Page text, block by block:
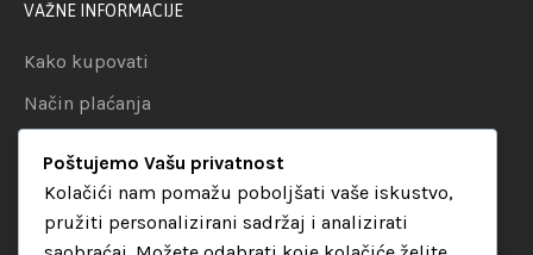
VAŽNE INFORMACIJE
Kako kupovati
Način plaćanja
Politika privatnosti
KATEGORIJE
Poštujemo Vašu privatnost
Kolačići nam pomažu poboljšati vaše iskustvo,
pružiti personalizirani sadržaj i analizirati